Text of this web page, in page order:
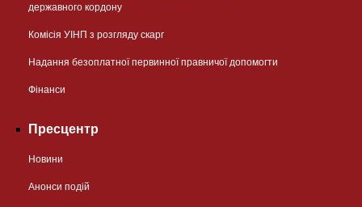
державного кордону
Комісія УІНП з розгляду скарг
Надання безоплатної первинної правничої допомогти
Фінанси
Пресцентр
Новини
Анонси подій